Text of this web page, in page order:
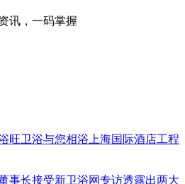
讯，一码掌握
旺卫浴与您相浴上海国际酒店工程
事长接受新卫浴网专访透露出两大